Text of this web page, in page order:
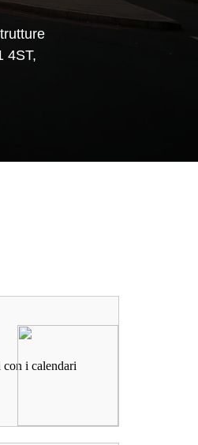
4ST,
i calendari